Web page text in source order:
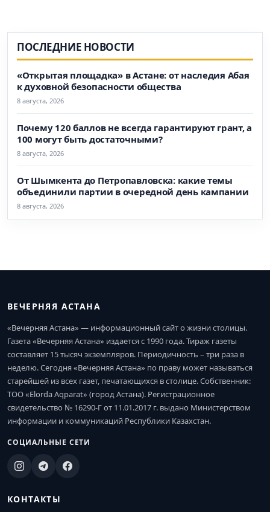
ПОСЛЕДНИЕ НОВОСТИ
«Открытая площадка» в Астане: от наследия Абая
к духовной безопасности общества
8 августа, 2026
Почему 120 баллов не всегда гарантируют грант, а
100 могут быть достаточными?
8 августа, 2026
От Шымкента до Петропавловска: какие темы
объединили партии в очередной день кампании
8 августа, 2026
ВЕЧЕРНЯЯ АСТАНА
«Вечерняя Астана» — информационный сайт о жизни столицы.
Газета «Вечерняя Астана» издается с 1990 года. Тираж газеты
составляет 15 тысяч экземпляров. Периодичность – три раза в
неделю. Сегодня «Вечерняя Астана» по праву может называться
старейшей из всех газет, печатающихся в столице. Собственник:
ТОО «Elorda Aqparat» (город Астана). Регистрационное
свидетельство № 16290-Г от 11.01.2017 г. выдано Министерством
информации и коммуникаций Республики Казахстан.
СОЦИАЛЬНЫЕ СЕТИ
КОНТАКТЫ